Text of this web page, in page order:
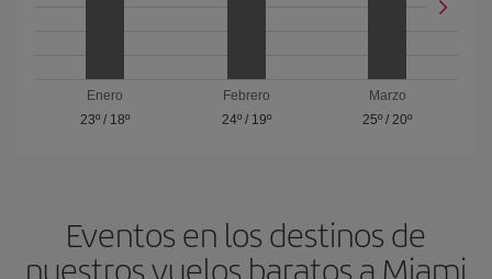
Enero
23º/ 18º
Febrero
24º/ 19º
Marzo
25º /20º
Eventos en los destinos de
nuestros vuelos baratos a Miami